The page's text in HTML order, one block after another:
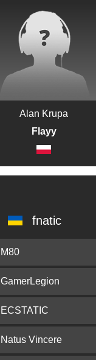
Alan Krupa
Flayy
fnatic
M80
GamerLegion
ECSTATIC
Natus Vincere